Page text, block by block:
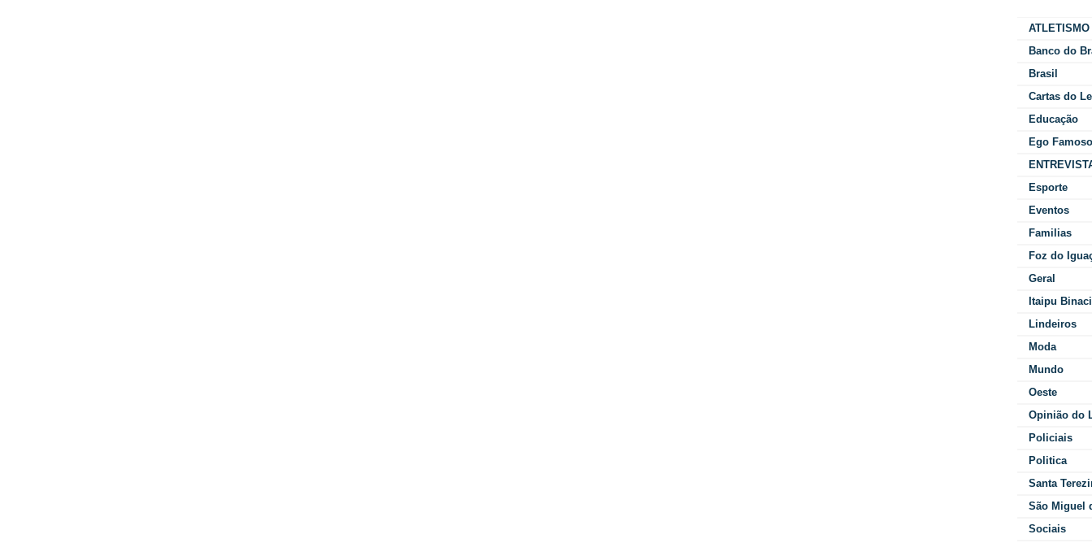
ATLETISMO
Banco do
Brasil
Cartas do
Educação
Ego
Esporte
Eventos
Familias
Foz do
Geral
Itaipu
Lindeiros
Moda
Mundo
Oeste
Opinião do
Policiais
Politica
Santa
São Miguel
Sociais